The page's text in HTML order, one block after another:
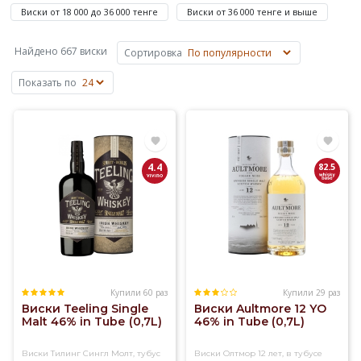
зернового
сусла
основе
ячменя,
пшеницы,
производят
Шотландии,
Ирландии,
Канаде,
известен
Виски от 18 000 до 36 000 тенге Виски от 36 000 тенге и выше
Найдено 667 виски Сортировка
Показать по
4.4
Купили 60 раз
Виски Teeling Single
Malt 46% in Tubе (0,7L)
Виски Тилинг Сингл Молт, тубус
82.5
Купили 29 раз
Виски Aultmore 12 YO
46% in Tube (0,7L)
Виски Олтмор 12 лет, в тубусе